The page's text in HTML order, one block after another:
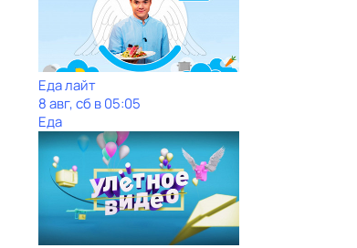
Еда лайт
8 авг, сб в 05:05
Еда